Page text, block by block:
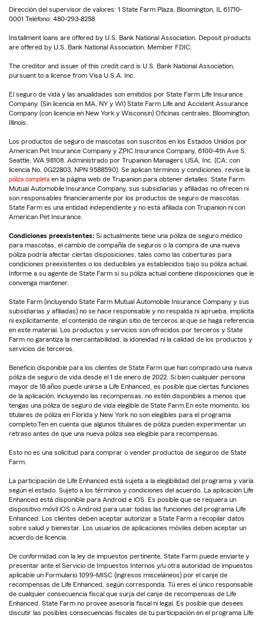
Dirección del supervisor de valores: 1 State Farm Plaza, Bloomington, IL 61710-
0001 Teléfono: 480-293-8258
Installment loans are offered by U.S. Bank National Association. Deposit products
are offered by U.S. Bank National Association. Member FDIC.
The creditor and issuer of this credit card is U.S. Bank National Association,
pursuant to a license from Visa U.S.A. Inc.
El seguro de vida y las anualidades son emitidos por State Farm Life Insurance
Company. (Sin licencia en MA, NY y WI) State Farm Life and Accident Assurance
Company (con licencia en New York y Wisconsin) Oficinas centrales, Bloomington,
Illinois.
Los productos de seguro de mascotas son suscritos en los Estados Unidos por
American Pet Insurance Company y ZPIC Insurance Company, 6100-4th Ave S,
Seattle, WA 98108. Administrado por Trupanion Managers USA, Inc. (CA: con
licencia No. 0G22803, NPN 9588590). Se aplican términos y condiciones, revise la
póliza completa en la página web de Trupanion para obtener detalles. State Farm
Mutual Automobile Insurance Company, sus subsidiarias y afiliadas no ofrecen ni
son responsables financieramente por los productos de seguro de mascotas.
State Farm es una entidad independiente y no está afiliada con Trupanion ni con
American Pet Insurance.
Condiciones preexistentes: Si actualmente tiene una póliza de seguro médico
para mascotas, el cambio de compañía de seguros o la compra de una nueva
póliza podría afectar ciertas disposiciones, tales como las coberturas para
condiciones preexistentes o los deducibles ya establecidos bajo su póliza actual.
Informe a su agente de State Farm si su póliza actual contiene disposiciones que le
convenga mantener.
State Farm (incluyendo State Farm Mutual Automobile Insurance Company y sus
subsidiarias y afiliadas) no se hace responsable y no respalda ni aprueba, implícita
ni explícitamente, el contenido de ningún sitio de terceros al que se haga referencia
en este material. Los productos y servicios son ofrecidos por terceros y State
Farm no garantiza la mercantabilidad, la idoneidad ni la calidad de los productos y
servicios de terceros.
Beneficio disponible para los clientes de State Farm que han comprado una nueva
póliza de seguro de vida desde el 1 de enero de 2022. Si bien cualquier persona
mayor de 18 años puede unirse a Life Enhanced, es posible que ciertas funciones
de la aplicación, incluyendo las recompensas, no estén disponibles a menos que
tengas una póliza de seguro de vida elegible de State Farm.En este momento, los
titulares de póliza en Florida y New York no son elegibles para el programa
completo.Ten en cuenta que algunos titulares de póliza pueden experimentar un
retraso antes de que una nueva póliza sea elegible para recompensas.
Esto no es una solicitud para comprar o vender productos de seguros de State
Farm.
La participación de Life Enhanced está sujeta a la elegibilidad del programa y varía
según el estado. Sujeto a los términos y condiciones del acuerdo. La aplicación Life
Enhanced está disponible para Android e iOS. Es posible que se requiera un
dispositivo móvil iOS o Android para usar todas las funciones del programa Life
Enhanced. Los clientes deben aceptar autorizar a State Farm a recopilar datos
sobre salud y bienestar. Los usuarios de aplicaciones móviles deben aceptar un
acuerdo de licencia.
De conformidad con la ley de impuestos pertinente, State Farm puede enviarte y
presentar ante el Servicio de Impuestos Internos y/u otra autoridad de impuestos
aplicable un Formulario 1099-MISC (ingresos misceláneos) por el canje de
recompensas de Life Enhanced, según corresponda. Tú eres el único responsable
de cualquier consecuencia fiscal que surja del canje de recompensas de Life
Enhanced. State Farm no provee asesoría fiscal ni legal. Es posible que desees
discutir las posibles consecuencias fiscales de tu participación en el programa Life